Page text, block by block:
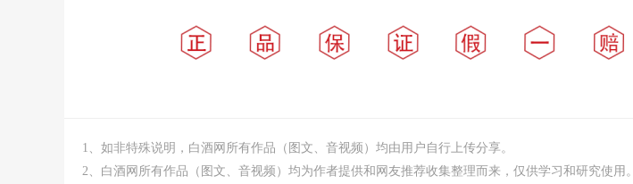
1、如非特殊说明，白酒网所有作品（图文、音视频）均由用户自行上传分享。
2、白酒网所有作品（图文、音视频）均为作者提供和网友推荐收集整理而来，仅供学习和研究使用。